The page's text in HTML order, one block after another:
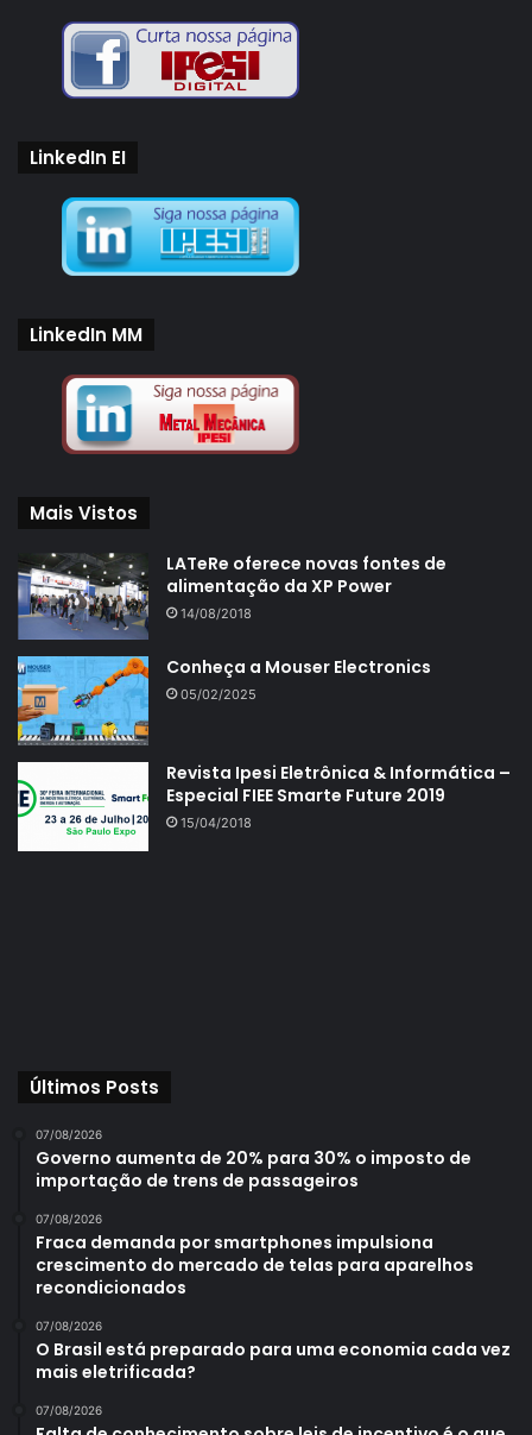
LinkedIn EI
LinkedIn MM
Mais Vistos
LATeRe oferece novas fontes de
alimentação da XP Power
14/08/2018
Conheça a Mouser Electronics
05/02/2025
Revista Ipesi Eletrônica & Informática –
Especial FIEE Smarte Future 2019
15/04/2018
Últimos Posts
07/08/2026
Governo aumenta de 20% para 30% o imposto de
importação de trens de passageiros
07/08/2026
Fraca demanda por smartphones impulsiona
crescimento do mercado de telas para aparelhos
recondicionados
07/08/2026
O Brasil está preparado para uma economia cada vez
mais eletrificada?
07/08/2026